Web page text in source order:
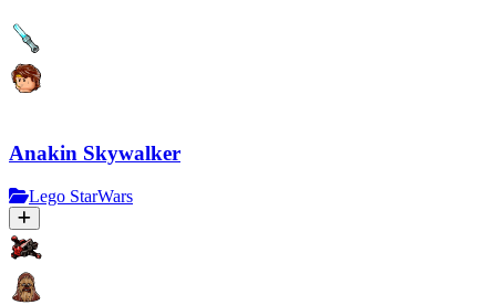
Anakin Skywalker
Lego StarWars